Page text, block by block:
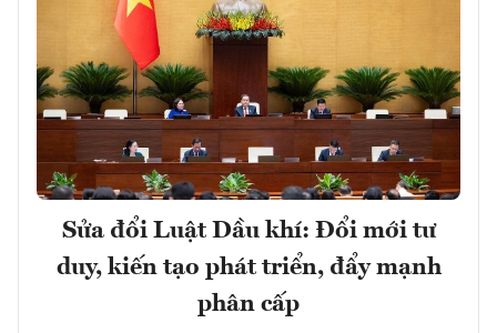
Sửa đổi Luật Dầu khí: Đổi mới tư
duy, kiến tạo phát triển, đẩy mạnh
phân cấp